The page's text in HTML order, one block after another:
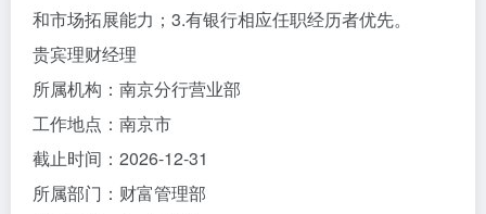
和市场拓展能力；3.有银行相应任职经历者优先。
贵宾理财经理
所属机构：南京分行营业部
工作地点：南京市
截止时间：2026-12-31
所属部门：财富管理部